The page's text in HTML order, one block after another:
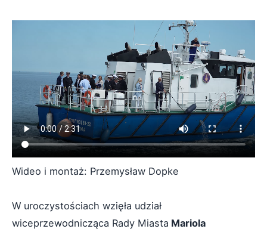
Wideo i montaż: Przemysław Dopke
W uroczystościach wzięła udział
wiceprzewodnicząca Rady Miasta Mariola